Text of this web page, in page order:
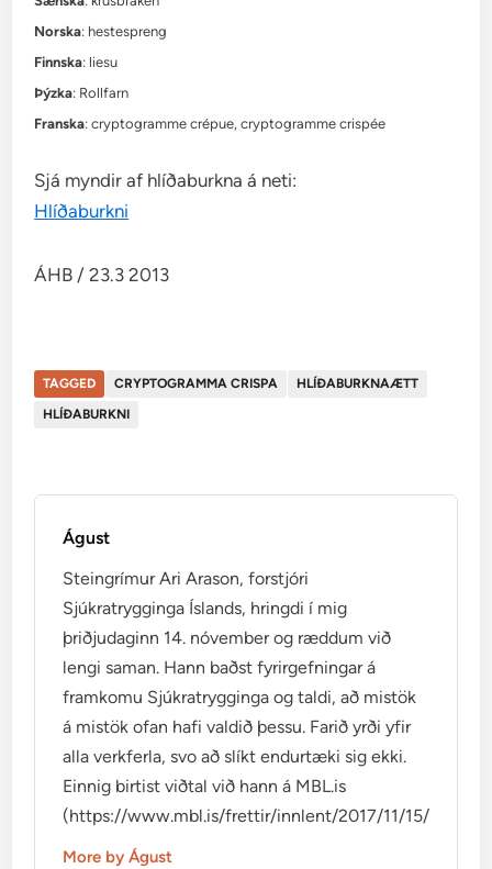
Norska: hestespreng
Finnska: liesu
Þýzka: Rollfarn
Franska: cryptogramme crépue, cryptogramme crispée
Sjá myndir af hlíðaburkna á neti:
Hlíðaburkni
ÁHB / 23.3 2013
TAGGED CRYPTOGRAMMA CRISPA
HLÍÐABURKNAÆTT
HLÍÐABURKNI
Águst
Steingrímur Ari Arason, forstjóri
Sjúkratrygginga Íslands, hringdi í mig
þriðjudaginn 14. nóvember og ræddum við
lengi saman. Hann baðst fyrirgefningar á
framkomu Sjúkratrygginga og taldi, að mistök
á mistök ofan hafi valdið þessu. Farið yrði yfir
alla verkferla, svo að slíkt endurtæki sig ekki.
Einnig birtist viðtal við hann á MBL.is
(https://www.mbl.is/frettir/innlent/2017/11/15/
More by Águst